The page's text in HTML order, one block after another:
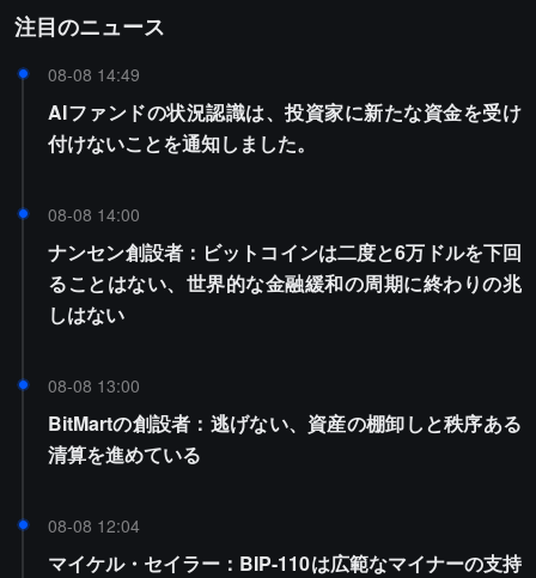
注目のニュース
08-08 14:49
AIファンドの状況認識は、投資家に新たな資金を受け
付けないことを通知しました。
08-08 14:00
ナンセン創設者：ビットコインは二度と6万ドルを下回
ることはない、世界的な金融緩和の周期に終わりの兆
しはない
08-08 13:00
BitMartの創設者：逃げない、資産の棚卸しと秩序ある
清算を進めている
08-08 12:04
マイケル・セイラー：BIP-110は広範なマイナーの支持